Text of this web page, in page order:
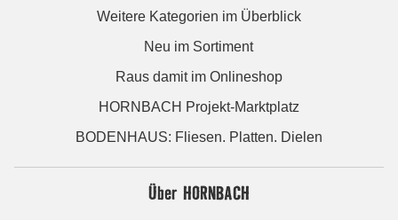
Weitere Kategorien im Überblick
Neu im Sortiment
Raus damit im Onlineshop
HORNBACH Projekt-Marktplatz
BODENHAUS: Fliesen. Platten. Dielen
Über HORNBACH